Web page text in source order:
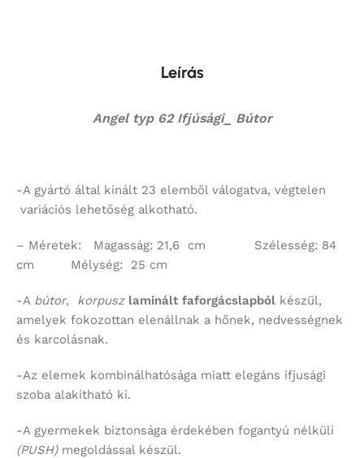
Leírás
Angel typ 62 Ifjúsági_ Bútor
-A gyártó által kinált 23 elemből válogatva, végtelen
variációs lehetőség alkotható.
– Méretek: Magasság: 21,6 cm Szélesség: 84
cm Mélység: 25 cm
-A bútor, korpusz laminált faforgácslapból készül,
amelyek fokozottan elenállnak a hőnek, nedvességnek
és karcolásnak.
-Az elemek kombinálhatósága miatt elegáns ifjusági
szoba alakítható ki.
-A gyermekek biztonsága érdekében fogantyú nélküli
(PUSH)megoldással készül.